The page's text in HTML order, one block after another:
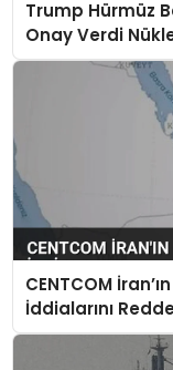
SAĞLIK
Trump Hürmüz
Onay Verdi
CENTCOM
İddialarını